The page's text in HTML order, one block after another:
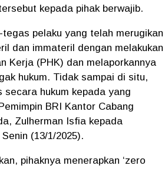
kepada pihak berwajib.
pelaku yang telah merugikan
dan immateril dengan melakukan
Kerja (PHK) dan melaporkannya
hukum. Tidak sampai di situ,
secara hukum kepada yang
BRI Kantor Cabang
Zulherman Isfia kepada
(13/1/2025).
pihaknya menerapkan ‘zero